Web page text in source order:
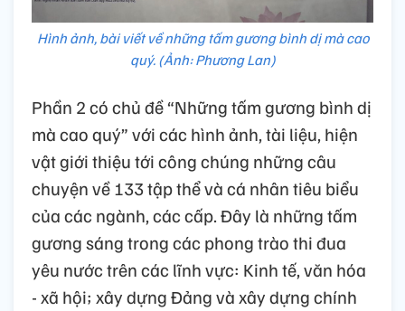
Hình ảnh, bài viết về những tấm gương bình dị mà cao
quý. (Ảnh: Phương Lan)
Phần 2 có chủ đề “Những tấm gương bình dị
mà cao quý” với các hình ảnh, tài liệu, hiện
vật giới thiệu tới công chúng những câu
chuyện về 133 tập thể và cá nhân tiêu biểu
của các ngành, các cấp. Đây là những tấm
gương sáng trong các phong trào thi đua
yêu nước trên các lĩnh vực: Kinh tế, văn hóa
- xã hội; xây dựng Đảng và xây dựng chính